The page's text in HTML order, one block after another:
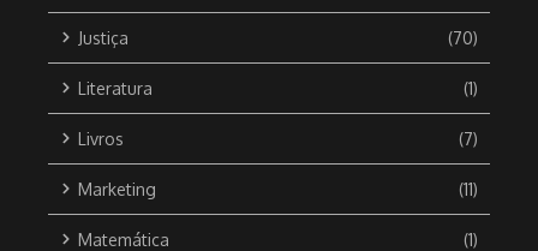
Justiça (70)
Literatura (1)
Livros (7)
Marketing (11)
Matemática (1)